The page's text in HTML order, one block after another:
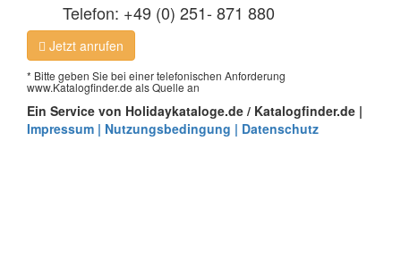
Telefon: +49 (0) 251- 871 880
Jetzt anrufen
* Bitte geben Sie bei einer telefonischen Anforderung
www.Katalogfinder.de als Quelle an
Ein Service von Holidaykataloge.de / Katalogfinder.de |
Impressum | Nutzungsbedingung | Datenschutz